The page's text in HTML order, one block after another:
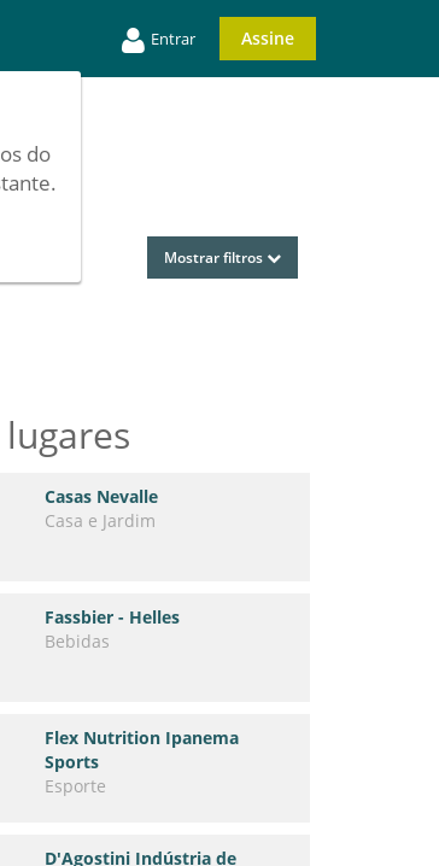
Entrar Assine
do
Mostrar filtros
Casas Nevalle
Casa e Jardim
Fassbier - Helles
Bebidas
Flex Nutrition Ipanema
Sports
Esporte
D'Agostini Indústria de